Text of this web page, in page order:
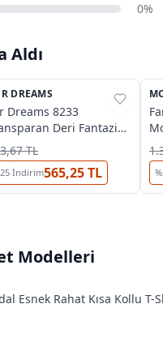
0%
Aldı
35DREAMS
Dreams 8233
Deri Fantazi
TL
25 İndirim565,25 TL
%
%
Modelleri
Esnek Rahat Kısa Kollu